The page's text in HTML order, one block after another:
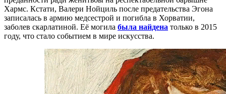
Хармс. Кстати, Валери Нойциль после предательства Эгона
записалась в армию медсестрой и погибла в Хорватии,
заболев скарлатиной. Её могила была найдена только в 2015
году, что стало событием в мире искусства.